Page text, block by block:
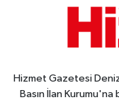
Hizmet Gazetesi
Basın İlan